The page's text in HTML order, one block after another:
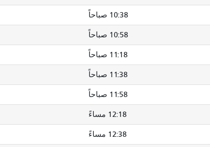
10:38 صباحاً
10:58 صباحاً
11:18 صباحاً
11:38 صباحاً
11:58 صباحاً
12:18 مساءً
12:38 مساءً